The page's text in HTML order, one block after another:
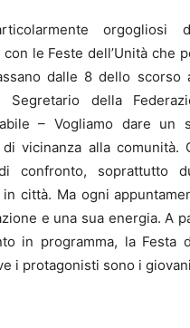
con le Feste dell’Unità che
dalle 8 dello scorso
Segretario della
– Vogliamo dare un
vicinanza alla comunità.
confronto, soprattutto
città. Ma ogni
e una sua energia. A
in programma, la Festa
i protagonisti sono i